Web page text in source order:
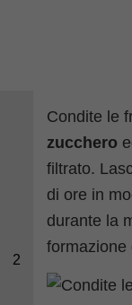
2
Condite le
zucchero
filtrato.
di ore in
durante la
formazione